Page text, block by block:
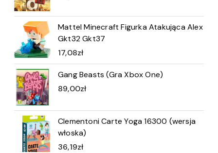
Mattel Minecraft Figurka Atakująca Alex
Gkt32 Gkt37
17,08zł
Gang Beasts (Gra Xbox One)
89,00zł
Clementoni Carte Yoga 16300 (wersja
włoska)
36,19zł